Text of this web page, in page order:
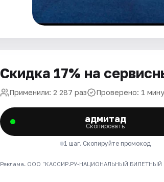
Скидка 17% на
Применили: 2 287 раз Проверено: 1
адмитад
Скопировать
1 шаг. Скопируйте промокод
Реклама. ООО "КАССИР.РУ-НАЦИОНАЛЬНЫЙ БИЛЕТНЫЙ